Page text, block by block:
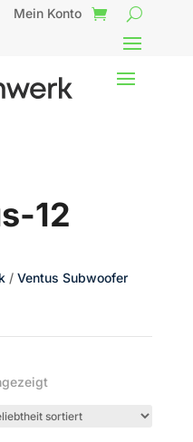
Mein Konto
12
/ Ventus Subwoofer
Nach
sortiert